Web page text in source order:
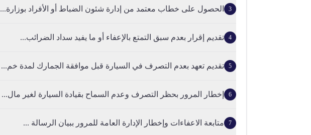
3 الحصول على خطاب معتمد من إدارة شئون الضباط أو الأفراد بوزارة...
4 تقديم إقرار بعدم سبق التمتع بالإعفاء أو ما يفيد سداد الضرائب...
5 تقديم تعهد بعدم التصرف في السيارة قبل موافقة الجمارك لمدة خم...
6 إخطار المرور بحظر التصرف وعدم السماح بقيادة السيارة لغير مال...
7 متابعة الاعفاءات وإخطار الإدارة العامة للمرور ببيان الرسالة ...